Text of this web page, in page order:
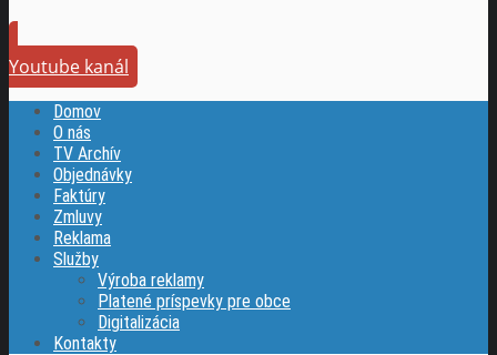
Youtube kanál
Domov
O nás
TV Archív
Objednávky
Faktúry
Zmluvy
Reklama
Služby
Výroba reklamy
Platené príspevky pre obce
Digitalizácia
Kontakty